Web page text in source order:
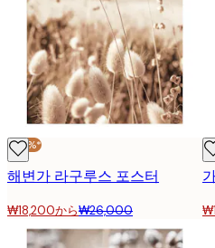
-30%*
해변가 라구루스 포스터
₩18,200から₩26,000
-